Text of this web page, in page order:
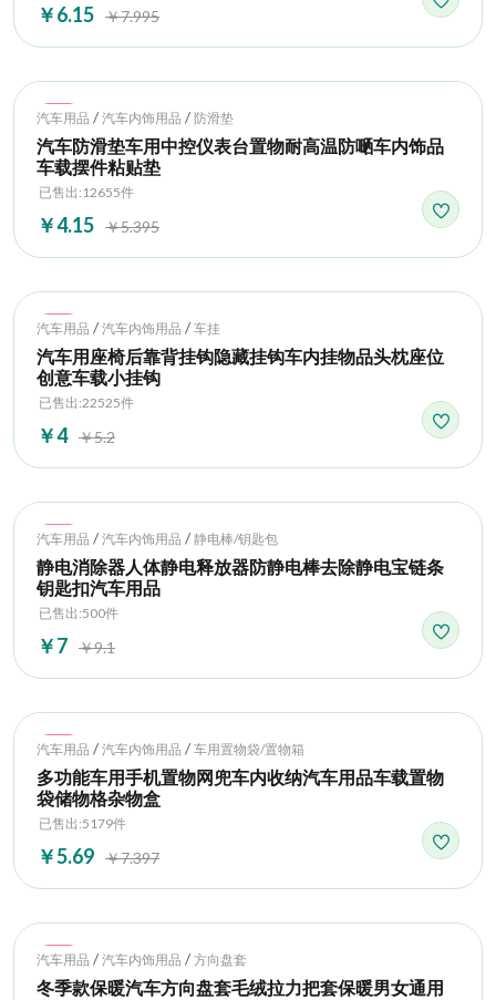
￥6.15 ￥7.995
Hot
汽车用品 / 汽车内饰用品 / 防滑垫
汽车防滑垫车用中控仪表台置物耐高温防嗮车内饰品
车载摆件粘贴垫
已售出:12655件
￥4.15 ￥5.395
Hot
汽车用品 / 汽车内饰用品 / 车挂
汽车用座椅后靠背挂钩隐藏挂钩车内挂物品头枕座位
创意车载小挂钩
已售出:22525件
￥4 ￥5.2
Hot
汽车用品 / 汽车内饰用品 / 静电棒/钥匙包
静电消除器人体静电释放器防静电棒去除静电宝链条
钥匙扣汽车用品
已售出:500件
￥7 ￥9.1
Hot
汽车用品 / 汽车内饰用品 / 车用置物袋/置物箱
多功能车用手机置物网兜车内收纳汽车用品车载置物
袋储物格杂物盒
已售出:5179件
￥5.69 ￥7.397
Hot
汽车用品 / 汽车内饰用品 / 方向盘套
冬季款保暖汽车方向盘套毛绒拉力把套保暖男女通用